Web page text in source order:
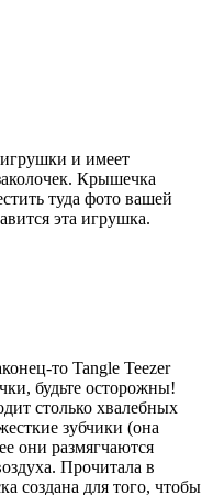
игрушки и имеет
Крышечка
туда фото вашей
эта игрушка.
то Tangle Teezer
будьте осторожны!
столько хвалебных
зубчики (она
они размягчаются
Прочитала в
создана для того, чтобы